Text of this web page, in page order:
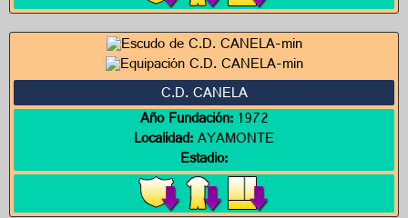
C.D. CANELA
Año Fundación:1972
Localidad:AYAMONTE
Estadio: